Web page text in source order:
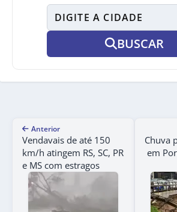
BUSCAR
Anterior
Vendavais de até 150
km/h atingem RS, SC, PR
e MS com estragos
Chuva
em